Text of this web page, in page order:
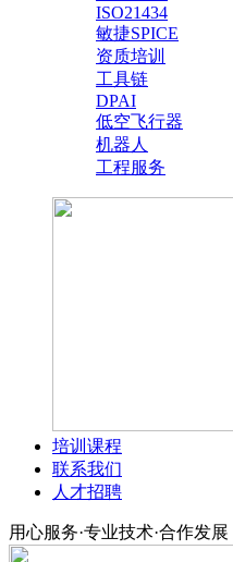
ISO21434
敏捷SPICE
资质培训
工具链
DPAI
低空飞行器
机器人
工程服务
培训课程
联系我们
人才招聘
用心服务·专业技术·合作发展